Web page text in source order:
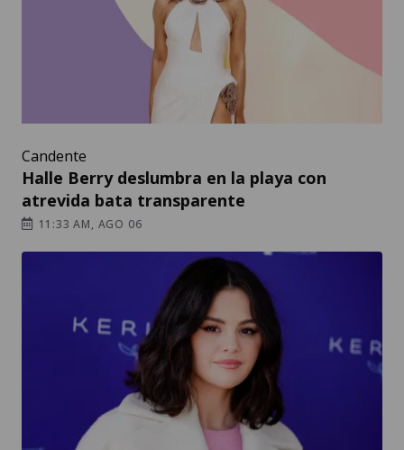
Candente
Halle Berry deslumbra en la playa con
atrevida bata transparente
11:33 AM, AGO 06